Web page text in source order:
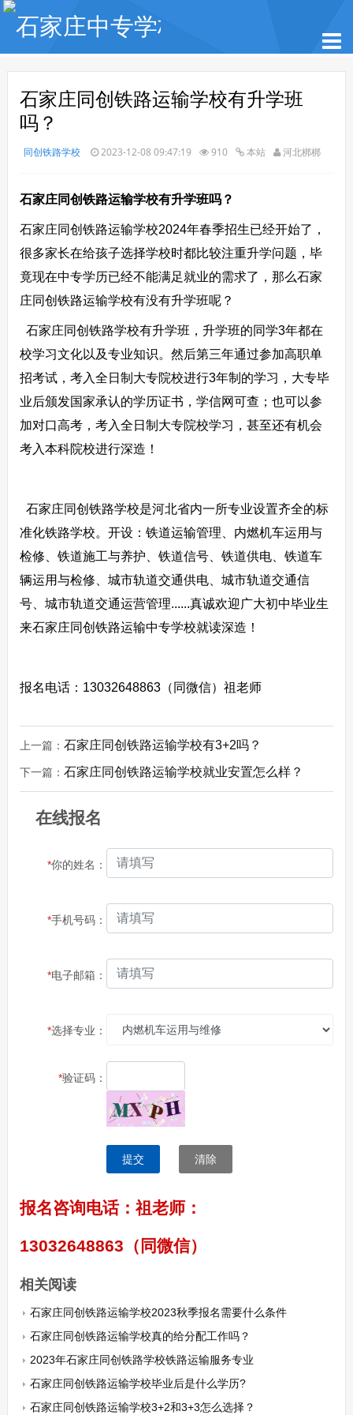
石家庄同创铁路运输学校有升学班
吗？
同创铁路学校 2023-12-08 09:47:19 910 本站 河北梆梆
石家庄同创铁路运输学校有升学班吗？
石家庄同创铁路运输学校2024年春季招生已经开始了，
很多家长在给孩子选择学校时都比较注重升学问题，毕
竟现在中专学历已经不能满足就业的需求了，那么石家
庄同创铁路运输学校有没有升学班呢？
石家庄同创铁路学校有升学班，升学班的同学3年都在
校学习文化以及专业知识。然后第三年通过参加高职单
招考试，考入全日制大专院校进行3年制的学习，大专毕
业后颁发国家承认的学历证书，学信网可查；也可以参
加对口高考，考入全日制大专院校学习，甚至还有机会
考入本科院校进行深造！
石家庄同创铁路学校是河北省内一所专业设置齐全的标
准化铁路学校。开设：铁道运输管理、内燃机车运用与
检修、铁道施工与养护、铁道信号、铁道供电、铁道车
辆运用与检修、城市轨道交通供电、城市轨道交通信
号、城市轨道交通运营管理......真诚欢迎广大初中毕业生
来石家庄同创铁路运输中专学校就读深造！
报名电话：13032648863（同微信）祖老师
上一篇： 石家庄同创铁路运输学校有3+2吗？
下一篇： 石家庄同创铁路运输学校就业安置怎么样？
在线报名
*你的姓名：
*手机号码：
*电子邮箱：
*选择专业：
*验证码：
提交 清除
报名咨询电话：祖老师：
13032648863（同微信）
相关阅读
石家庄同创铁路运输学校2023秋季报名需要什么条件
石家庄同创铁路运输学校真的给分配工作吗？
2023年石家庄同创铁路学校铁路运输服务专业
石家庄同创铁路运输学校毕业后是什么学历?
石家庄同创铁路运输学校3+2和3+3怎么选择？